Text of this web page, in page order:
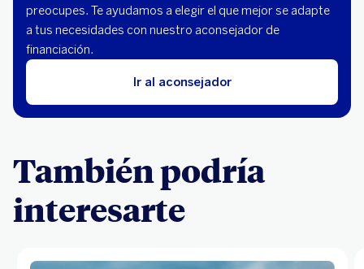
preocupes. Te ayudamos a elegir el que mejor se adapte
a tus necesidades con nuestro aconsejador de
financiación.
Ir al aconsejador
También podría
interesarte